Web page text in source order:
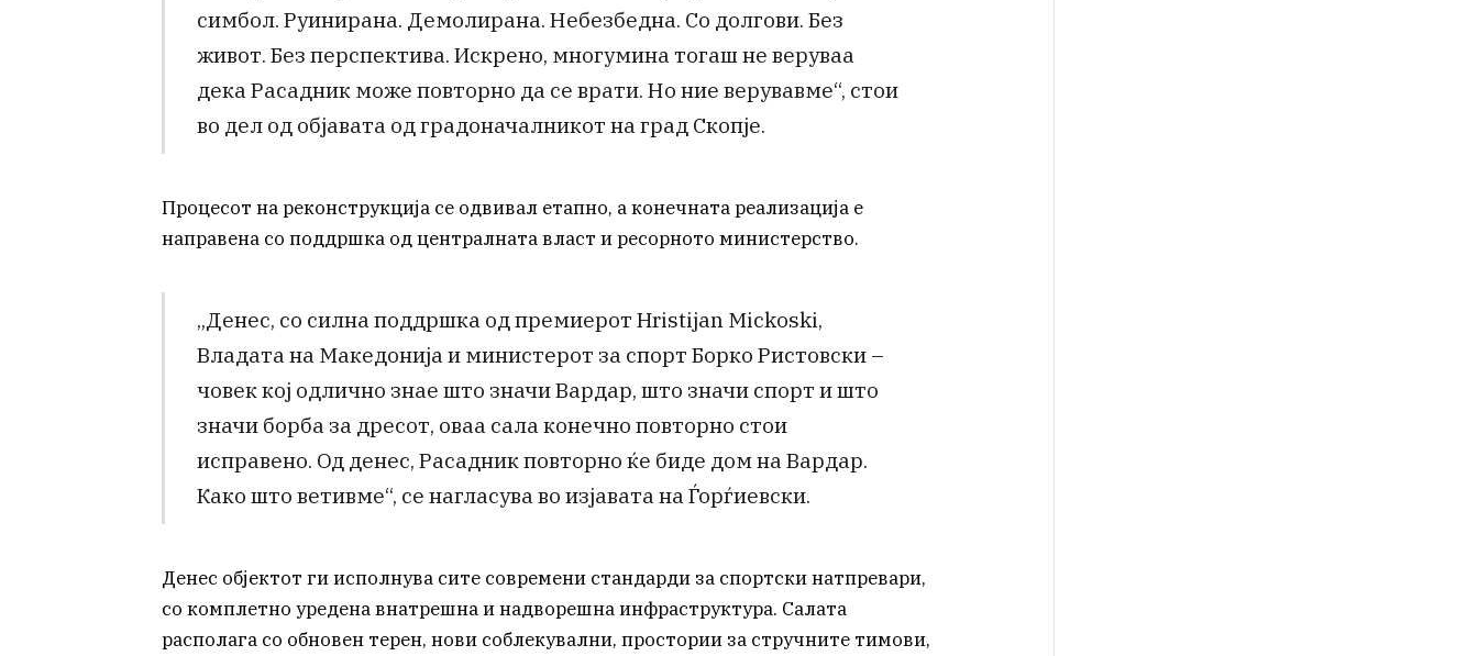
симбол. Руинирана. Демолирана. Небезбедна. Со долгови. Без
живот. Без перспектива. Искрено, многумина тогаш не веруваа
дека Расадник може повторно да се врати. Но ние верувавме“, стои
во дел од објавата од градоначалникот на град Скопје.
Процесот на реконструкција се одвивал етапно, а конечната реализација е
направена со поддршка од централната власт и ресорното министерство.
„Денес, со силна поддршка од премиерот Hristijan Mickoski,
Владата на Македонија и министерот за спорт Борко Ристовски –
човек кој одлично знае што значи Вардар, што значи спорт и што
значи борба за дресот, оваа сала конечно повторно стои
исправено. Од денес, Расадник повторно ќе биде дом на Вардар.
Како што ветивме“, се нагласува во изјавата на Ѓорѓиевски.
Денес објектот ги исполнува сите современи стандарди за спортски натпревари,
со комплетно уредена внатрешна и надворешна инфраструктура. Салата
располага со обновен терен, нови соблекувални, простории за стручните тимови,